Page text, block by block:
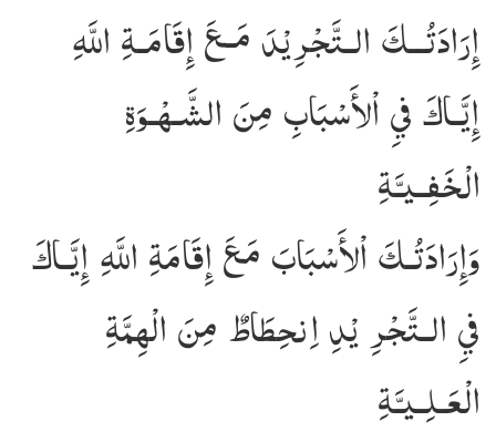
إِرَادَتُــكَ الـتَّجْرِيْدَ مَـعَ إِقَامَـةِ اللَّهِ
إِيَّـاكَ فيِ اْلأَسْبَابِ مِنَ الشَّـهْـوَةِ
الْخَفِـيـَّةِ
وَإِرَادَتُـكَ اْلأَسْبَابَ مَعَ إِقَامَةِ اللَّهِ إِيَّـاكَ
فيِ الـتَّجْرِ يْدِ اِنحِطَاطٌ مِنَ الْهِمَّةِ
الْعَـلِـيـَّةِ